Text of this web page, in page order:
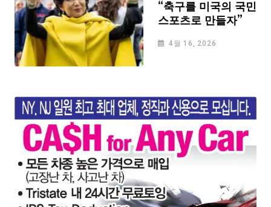
“축구를 미국의 국민
스포츠로 만들자”
4월 16, 2026